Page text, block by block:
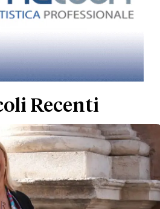
Recenti